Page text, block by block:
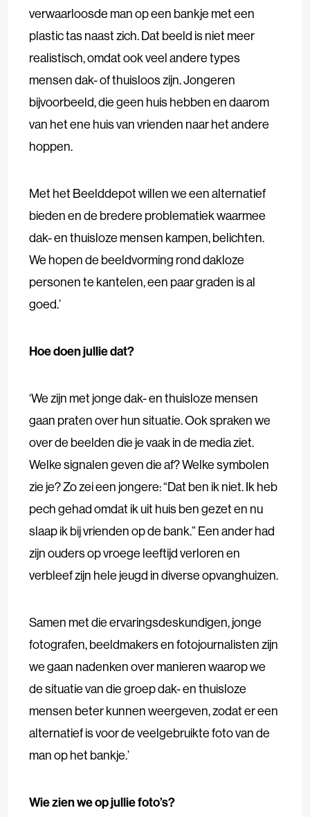
verwaarloosde man op een bankje met een
plastic tas naast zich. Dat beeld is niet meer
realistisch, omdat ook veel andere types
mensen dak- of thuisloos zijn. Jongeren
bijvoorbeeld, die geen huis hebben en daarom
van het ene huis van vrienden naar het andere
hoppen.
Met het Beelddepot willen we een alternatief
bieden en de bredere problematiek waarmee
dak- en thuisloze mensen kampen, belichten.
We hopen de beeldvorming rond dakloze
personen te kantelen, een paar graden is al
goed.’
Hoe doen jullie dat?
‘We zijn met jonge dak- en thuisloze mensen
gaan praten over hun situatie. Ook spraken we
over de beelden die je vaak in de media ziet.
Welke signalen geven die af? Welke symbolen
zie je? Zo zei een jongere: “Dat ben ik niet. Ik heb
pech gehad omdat ik uit huis ben gezet en nu
slaap ik bij vrienden op de bank.” Een ander had
zijn ouders op vroege leeftijd verloren en
verbleef zijn hele jeugd in diverse opvanghuizen.
Samen met die ervaringsdeskundigen, jonge
fotografen, beeldmakers en fotojournalisten zijn
we gaan nadenken over manieren waarop we
de situatie van die groep dak- en thuisloze
mensen beter kunnen weergeven, zodat er een
alternatief is voor de veelgebruikte foto van de
man op het bankje.’
Wie zien we op jullie foto’s?